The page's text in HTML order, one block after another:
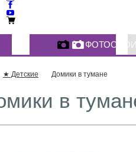
★ Детские Домики в тумане
в